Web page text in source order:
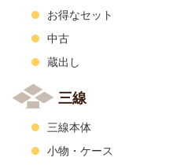
お得なセット
中古
蔵出し
三線
三線本体
小物・ケース